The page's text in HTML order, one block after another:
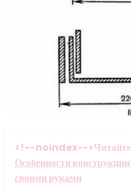
<!--noindex--
Особенности
своими руками